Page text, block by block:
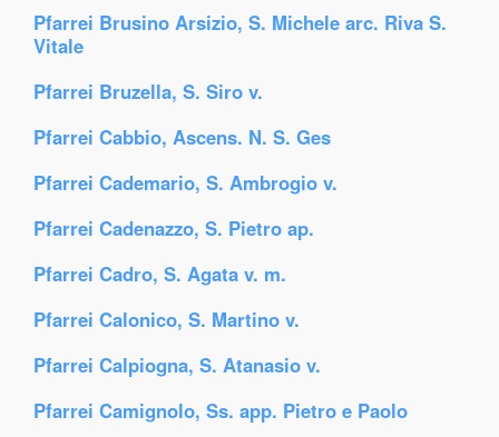
Pfarrei Brusino Arsizio, S. Michele arc. Riva S.
Vitale
Pfarrei Bruzella, S. Siro v.
Pfarrei Cabbio, Ascens. N. S. Ges
Pfarrei Cademario, S. Ambrogio v.
Pfarrei Cadenazzo, S. Pietro ap.
Pfarrei Cadro, S. Agata v. m.
Pfarrei Calonico, S. Martino v.
Pfarrei Calpiogna, S. Atanasio v.
Pfarrei Camignolo, Ss. app. Pietro e Paolo